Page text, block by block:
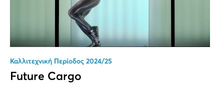
Καλλιτεχνική Περίοδος 2024/25
Future Cargo